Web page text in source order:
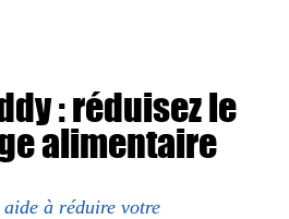
: réduisez le
alimentaire
à réduire votre